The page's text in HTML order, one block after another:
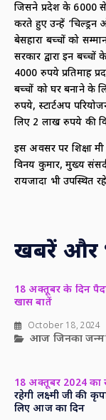
जिसने प्रदेश के 6000
करते हुए उन्हें
बेसहारा बच्चों को
सरकार द्वारा इन
4000 रुपये प्रतिमाह
बच्चों को घर बनाने के
रुपये, स्टार्टअप
लिए 2 लाख रुपये की
इस अवसर पर शिक्षा
विनय कुमार, मुख्य
रायजादा भी उपस्थित
खबरें और
18 अक्तूबर के दिन
खास बातें
October 18, 2024
आज जिनका
18 अक्तूबर 2024 का
रहेगी लक्ष्मी जी की
लिए आज का दिन